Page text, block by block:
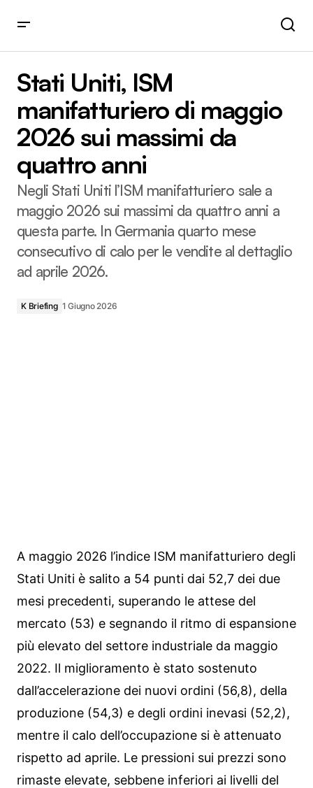
da quattro anni
Stati Uniti, ISM
manifatturiero di maggio
2026 sui massimi da
quattro anni
Negli Stati Uniti l’ISM manifatturiero sale a
maggio 2026 sui massimi da quattro anni a
questa parte. In Germania quarto mese
consecutivo di calo per le vendite al dettaglio
ad aprile 2026.
K Briefing 1 Giugno 2026
A maggio 2026 l’indice ISM manifatturiero degli
Stati Uniti è salito a 54 punti dai 52,7 dei due
mesi precedenti, superando le attese del
mercato (53) e segnando il ritmo di espansione
più elevato del settore industriale da maggio
2022. Il miglioramento è stato sostenuto
dall’accelerazione dei nuovi ordini (56,8), della
produzione (54,3) e degli ordini inevasi (52,2),
mentre il calo dell’occupazione si è attenuato
rispetto ad aprile. Le pressioni sui prezzi sono
rimaste elevate, sebbene inferiori ai livelli del